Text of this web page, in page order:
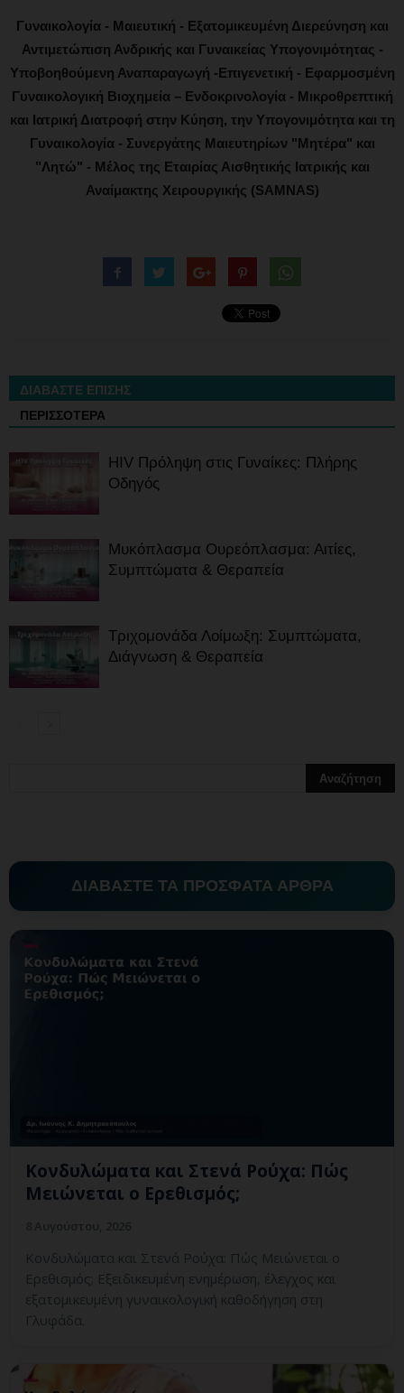
Γυναικολογία - Μαιευτική - Εξατομικευμένη Διερεύνηση και
Αντιμετώπιση Ανδρικής και Γυναικείας Υπογονιμότητας -
Υποβοηθούμενη Αναπαραγωγή -Επιγενετική - Εφαρμοσμένη
Γυναικολογική Βιοχημεία – Ενδοκρινολογία - Μικροθρεπτική
και Ιατρική Διατροφή στην Κύηση, την Υπογονιμότητα και τη
Γυναικολογία - Συνεργάτης Μαιευτηρίων "Μητέρα" και
"Λητώ" - Μέλος της Εταιρίας Αισθητικής Ιατρικής και
Αναίμακτης Χειρουργικής (SAMNAS)
ΔΙΑΒΑΣΤΕ ΕΠΙΣΗΣ
ΠΕΡΙΣΣΟΤΕΡΑ
HIV Πρόληψη στις Γυναίκες: Πλήρης
Οδηγός
Μυκόπλασμα Ουρεόπλασμα: Αιτίες,
Συμπτώματα & Θεραπεία
Τριχομονάδα Λοίμωξη: Συμπτώματα,
Διάγνωση & Θεραπεία
ΔΙΑΒΑΣΤΕ ΤΑ ΠΡΟΣΦΑΤΑ ΑΡΘΡΑ
Κονδυλώματα και Στενά Ρούχα: Πώς
Μειώνεται ο Ερεθισμός;
Κονδυλώματα και Στενά Ρούχα: Πώς Μειώνεται ο
Ερεθισμός; Εξειδικευμένη ενημέρωση, έλεγχος και
εξατομικευμένη γυναικολογική καθοδήγηση στη
Γλυφάδα.